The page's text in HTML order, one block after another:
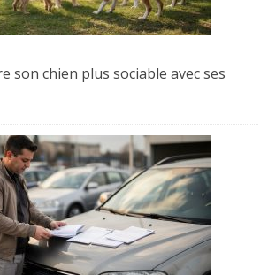
son chien plus sociable avec ses